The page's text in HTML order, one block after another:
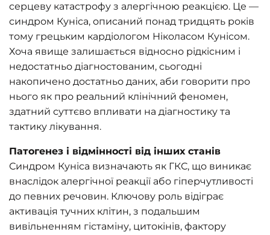
серцеву катастрофу з алергічною реакцією. Це —
синдром Куніса, описаний понад тридцять років
тому грецьким кардіологом Ніколасом Кунісом.
Хоча явище залишається відносно рідкісним і
недостатньо діагностованим, сьогодні
накопичено достатньо даних, аби говорити про
нього як про реальний клінічний феномен,
здатний суттєво впливати на діагностику та
тактику лікування.
Патогенез і відмінності від інших станів
Синдром Куніса визначають як ГКС, що виникає
внаслідок алергічної реакції або гіперчутливості
до певних речовин. Ключову роль відіграє
активація тучних клітин, з подальшим
вивільненням гістаміну, цитокінів, фактору